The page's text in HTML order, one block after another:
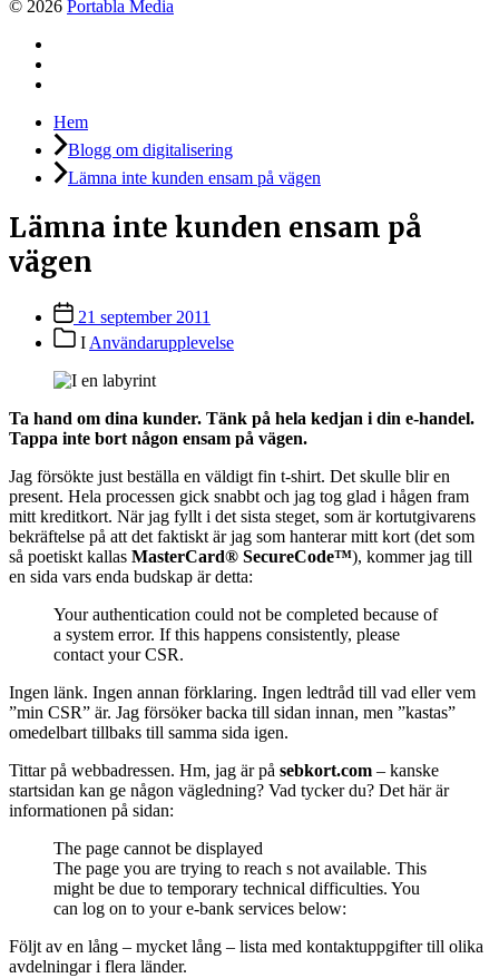
© 2026 Portabla Media
Hem
Blogg om digitalisering
Lämna inte kunden ensam på vägen
Lämna inte kunden ensam på
vägen
Inläggsdatum
21 september 2011
Inläggskategorier
I Användarupplevelse
Ta hand om dina kunder. Tänk på hela kedjan i din e-handel.
Tappa inte bort någon ensam på vägen.
Jag försökte just beställa en väldigt fin t-shirt. Det skulle blir en
present. Hela processen gick snabbt och jag tog glad i hågen fram
mitt kreditkort. När jag fyllt i det sista steget, som är kortutgivarens
bekräftelse på att det faktiskt är jag som hanterar mitt kort (det som
så poetiskt kallas MasterCard® SecureCode™), kommer jag till
en sida vars enda budskap är detta:
Your authentication could not be completed because of
a system error. If this happens consistently, please
contact your CSR.
Ingen länk. Ingen annan förklaring. Ingen ledtråd till vad eller vem
”min CSR” är. Jag försöker backa till sidan innan, men ”kastas”
omedelbart tillbaks till samma sida igen.
Tittar på webbadressen. Hm, jag är på sebkort.com – kanske
startsidan kan ge någon vägledning? Vad tycker du? Det här är
informationen på sidan:
The page cannot be displayed
The page you are trying to reach s not available. This
might be due to temporary technical difficulties. You
can log on to your e-bank services below:
Följt av en lång – mycket lång – lista med kontaktuppgifter till olika
avdelningar i flera länder.